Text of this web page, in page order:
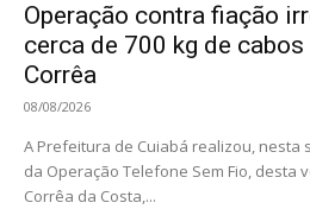
Operação contra fiação
cerca de 700 kg de cabos
Corrêa
08/08/2026
A Prefeitura de Cuiabá realizou, nesta
da Operação Telefone Sem Fio, desta
Corrêa da Costa,...